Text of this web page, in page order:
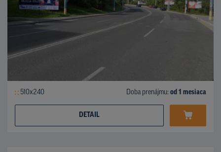
510x240 Doba prenájmu: od 1 mesiaca
DETAIL